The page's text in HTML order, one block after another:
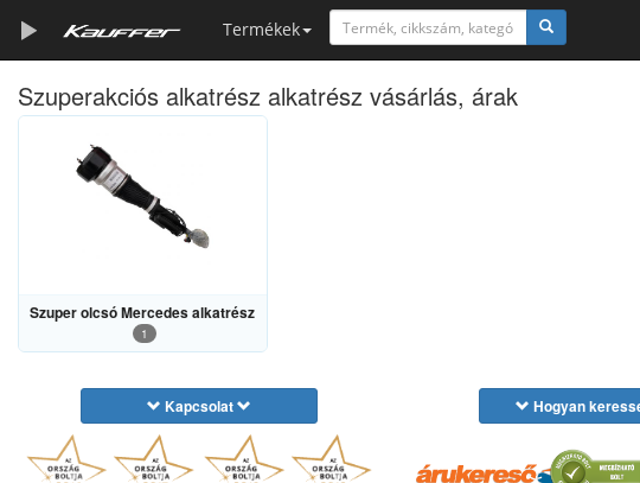
Termékek
Szerszámkatalógus
Alkatrészek
Szuperakciós alkatrész alkatrész vásárlás, árak
Szuper olcsó Mercedes alkatrész
1
Kapcsolat Hogyan